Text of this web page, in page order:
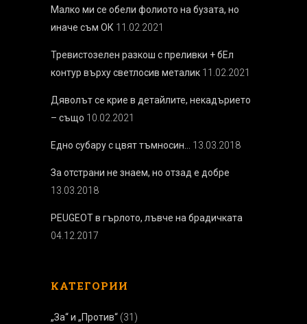
Малко ми се обели фолиото на бузата, но
иначе съм ОК 11.02.2021
Тревистозелен разкош с преливки + бEл
контур върху светлосив металик 11.02.2021
Дяволът се крие в детайлите, некадърието
– също 10.02.2021
Едно субару с цвят тъмносин… 13.03.2018
За отстрани не знаем, но отзад е добре
13.03.2018
PEUGEOT в гърлото, лъвче на брадичката
04.12.2017
КАТЕГОРИИ
„За“ и „Против“ (31)